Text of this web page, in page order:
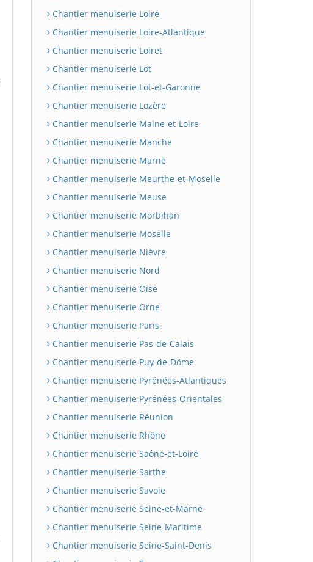
Chantier menuiserie Loire
Chantier menuiserie Loire-Atlantique
Chantier menuiserie Loiret
Chantier menuiserie Lot
Chantier menuiserie Lot-et-Garonne
Chantier menuiserie Lozère
Chantier menuiserie Maine-et-Loire
Chantier menuiserie Manche
Chantier menuiserie Marne
Chantier menuiserie Meurthe-et-Moselle
Chantier menuiserie Meuse
Chantier menuiserie Morbihan
Chantier menuiserie Moselle
Chantier menuiserie Nièvre
Chantier menuiserie Nord
Chantier menuiserie Oise
Chantier menuiserie Orne
Chantier menuiserie Paris
Chantier menuiserie Pas-de-Calais
Chantier menuiserie Puy-de-Dôme
Chantier menuiserie Pyrénées-Atlantiques
Chantier menuiserie Pyrénées-Orientales
Chantier menuiserie Réunion
Chantier menuiserie Rhône
Chantier menuiserie Saône-et-Loire
Chantier menuiserie Sarthe
Chantier menuiserie Savoie
Chantier menuiserie Seine-et-Marne
Chantier menuiserie Seine-Maritime
Chantier menuiserie Seine-Saint-Denis